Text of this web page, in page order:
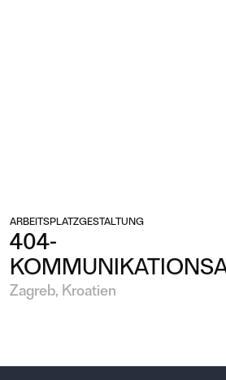
ARBEITSPLATZGESTALTUNG
404-
Zagreb, Kroatien